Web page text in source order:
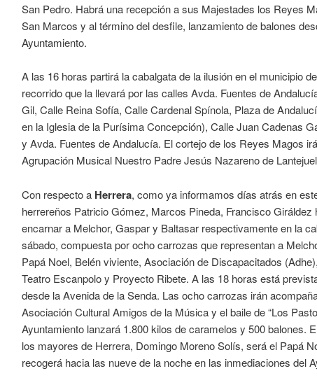
San Pedro. Habrá una recepción a sus Majestades los Reyes
San Marcos y al término del desfile, lanzamiento de balones
Ayuntamiento.
A las 16 horas partirá la cabalgata de la ilusión en el municipio de
recorrido que la llevará por las calles Avda. Fuentes de
Gil, Calle Reina Sofía, Calle Cardenal Spínola, Plaza de
en la Iglesia de la Purísima Concepción), Calle Juan Cadenas
y Avda. Fuentes de Andalucía. El cortejo de los Reyes Magos
Agrupación Musical Nuestro Padre Jesús Nazareno de
Con respecto a Herrera, como ya informamos días atrás en
herrereños Patricio Gómez, Marcos Pineda, Francisco Giráldez
encarnar a Melchor, Gaspar y Baltasar respectivamente en la
sábado, compuesta por ocho carrozas que representan a
Papá Noel, Belén viviente, Asociación de Discapacitados
Teatro Escanpolo y Proyecto Ribete. A las 18 horas está
desde la Avenida de la Senda. Las ocho carrozas irán
Asociación Cultural Amigos de la Música y el baile de “Los
Ayuntamiento lanzará 1.800 kilos de caramelos y 500 balones.
los mayores de Herrera, Domingo Moreno Solís, será el Papá
recogerá hacia las nueve de la noche en las inmediaciones del